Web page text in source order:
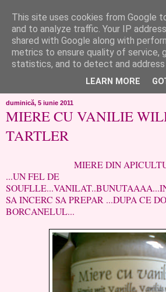
like ?...or not!
..de toate!!!!!..alandala...cum imi trec prin
chef..incercate pe pielea mea..
duminică, 5 iunie 2011
MIERE CU VANILIE
TARTLER
MIERE DIN APICULTURA
...UN FEL DE
SA INCERC SA PREPAR ...DUPA CE
BORCANELUL...
This site uses cookies from Google
and to analyze traffic. Your IP
shared with Google along with
metrics to ensure quality of service,
statistics, and to detect and address
LEARN MORE